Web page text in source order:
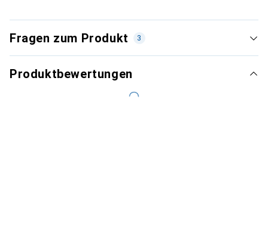
Fragen zum Produkt 3
Produktbewertungen